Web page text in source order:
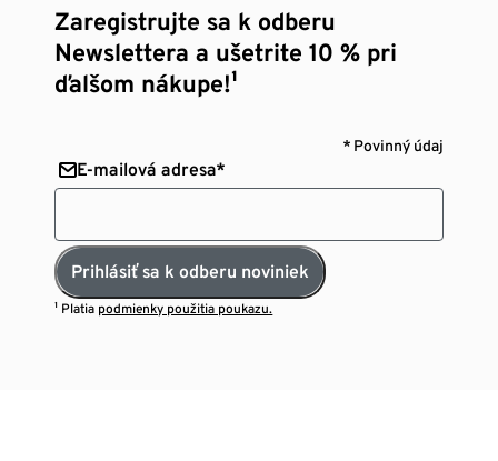
Zaregistrujte sa k odberu
Newslettera a ušetrite 10 % pri
ďalšom nákupe!¹
* Povinný údaj
E-mailová adresa*
Prihlásiť sa k odberu noviniek
¹ Platia podmienky použitia poukazu.